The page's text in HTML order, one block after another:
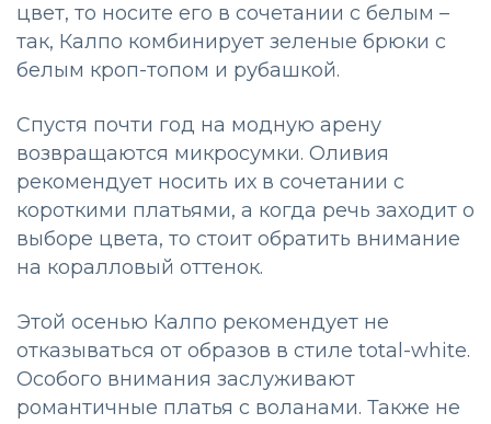
цвет, то носите его в сочетании с белым –
так, Калпо комбинирует зеленые брюки с
белым кроп-топом и рубашкой.
Спустя почти год на модную арену
возвращаются микросумки. Оливия
рекомендует носить их в сочетании с
короткими платьями, а когда речь заходит о
выборе цвета, то стоит обратить внимание
на коралловый оттенок.
Этой осенью Калпо рекомендует не
отказываться от образов в стиле total-white.
Особого внимания заслуживают
романтичные платья с воланами. Также не